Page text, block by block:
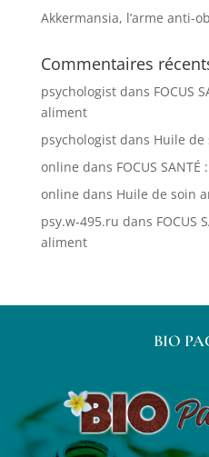
Akkermansia, l’arme anti-
Commentaires
psychologistdans FOCUS
aliment
psychologistdans Huile de
online dans FOCUS
online dans Huile de soin
psy.w-495.ru dans FOCUS
aliment
BIO